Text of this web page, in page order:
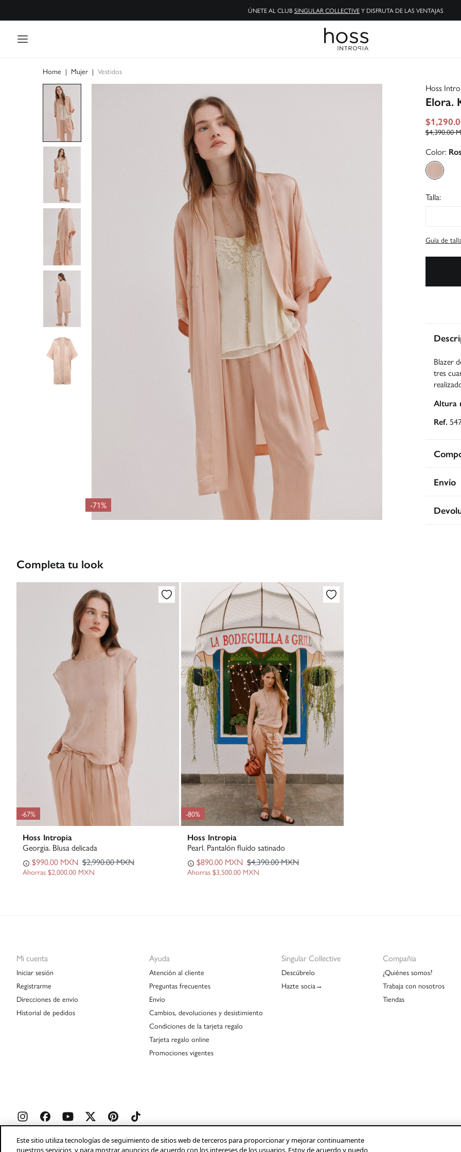
ENVÍOS GRATIS A TIENDA Y DOMICILIO
Home | Mujer | Vestidos
-71%
Hoss
Elora.
$4,390.00
Color:
Talla:
Guía de
Blazer
tres
Altura
Ref.
Envío
Completa tu look
-67%
Hoss Intropia
Georgia. Blusa delicada
$990.00 MXN $2,990.00 MXN
Ahorras $2,000.00 MXN
-80%
Hoss Intropia
Pearl. Pantalón fluído satinado
$890.00 MXN $4,390.00 MXN
Ahorras $3,500.00 MXN
Mi cuenta
Iniciar sesión
Registrarme
Direcciones de envío
Historial de pedidos
Ayuda
Atención al cliente
Preguntas frecuentes
Envío
Cambios, devoluciones y desistimiento
Condiciones de la tarjeta regalo
Tarjeta regalo online
Promociones vigentes
Singular Collective
Descúbrelo
Hazte socia→
Compañia
¿Quiénes somos?
Trabaja con nosotros
Tiendas
Este sitio utiliza tecnologías de seguimiento de sitios web de terceros para proporcionar y mejorar continuamente
nuestros servicios, y para mostrar anuncios de acuerdo con los intereses de los usuarios. Estoy de acuerdo y puedo